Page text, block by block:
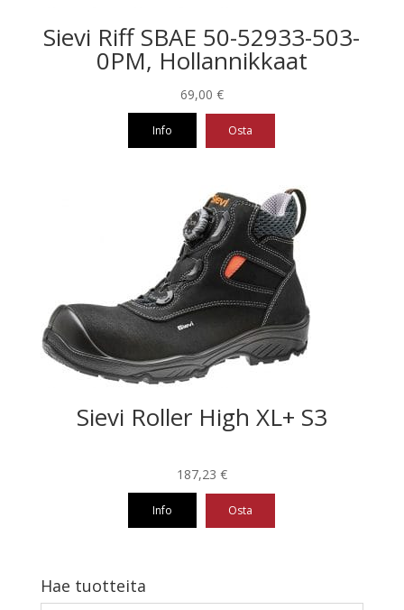
Sievi Riff SBAE 50-52933-503-
0PM, Hollannikkaat
69,00 €
Info Osta
valinnat
tuotteen
sivulla.
Sievi Roller High XL+ S3
187,23 €
Info Osta
on
useampi
Hae tuotteita